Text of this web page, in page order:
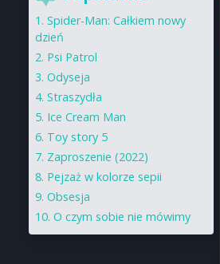
Spider-Man: Całkiem nowy
dzień
Psi Patrol
Odyseja
Straszydła
Ice Cream Man
Toy story 5
Zaproszenie (2022)
Pejzaż w kolorze sepii
Obsesja
O czym sobie nie mówimy